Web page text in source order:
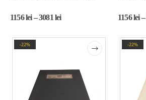
1156lei–3081lei 1156lei–
-22% -22%